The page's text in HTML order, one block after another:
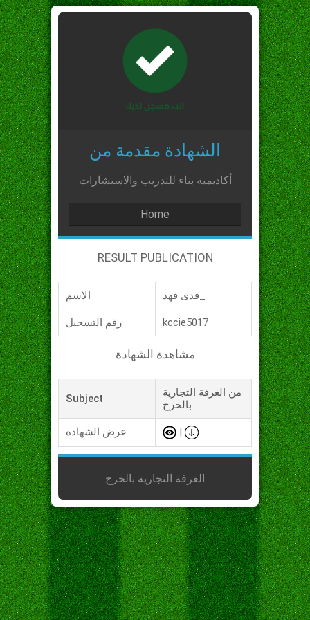
الشهادة مقدمة من
أكاديمية بناء للتدريب والاستشارات
Home
RESULT PUBLICATION
الاسم
رقم التسجيل kccie5017
مشاهدة الشهادة
Subject
من الغرفة التجارية
بالخرج
عرض الشهادة
الغرفة التجارية بالخرج